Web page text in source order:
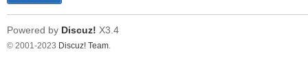
Powered by Discuz! X3.4
© 2001-2023 Discuz! Team.